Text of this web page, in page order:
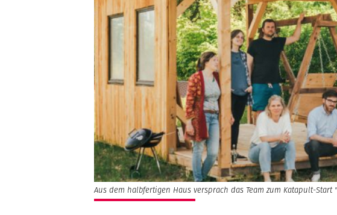
Aus dem halbfertigen Haus versprach das Team zum Katapult-